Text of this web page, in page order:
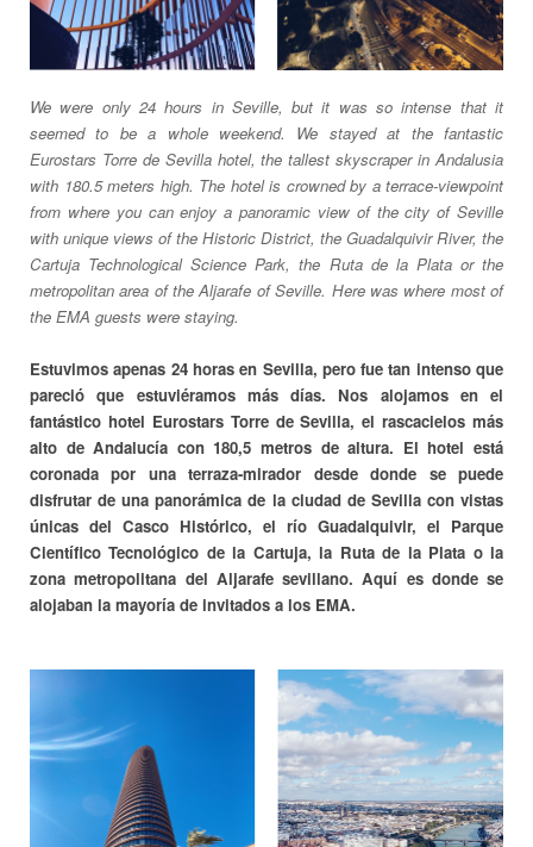
We were only 24 hours in Seville, but it was so intense that it
seemed to be a whole weekend. We stayed at the fantastic
Eurostars Torre de Sevilla hotel, the tallest skyscraper in Andalusia
with 180.5 meters high. The hotel is crowned by a terrace-viewpoint
from where you can enjoy a panoramic view of the city of Seville
with unique views of the Historic District, the Guadalquivir River, the
Cartuja Technological Science Park, the Ruta de la Plata or the
metropolitan area of the Aljarafe of Seville. Here was where most of
the EMA guests were staying.
Estuvimos apenas 24 horas en Sevilla, pero fue tan intenso que
pareció que estuviéramos más días. Nos alojamos en el
fantástico hotel Eurostars Torre de Sevilla, el rascacielos más
alto de Andalucía con 180,5 metros de altura. El hotel está
coronada por una terraza-mirador desde donde se puede
disfrutar de una panorámica de la ciudad de Sevilla con vistas
únicas del Casco Histórico, el río Guadalquivir, el Parque
Científico Tecnológico de la Cartuja, la Ruta de la Plata o la
zona metropolitana del Aljarafe sevillano. Aquí es donde se
alojaban la mayoría de invitados a los EMA.